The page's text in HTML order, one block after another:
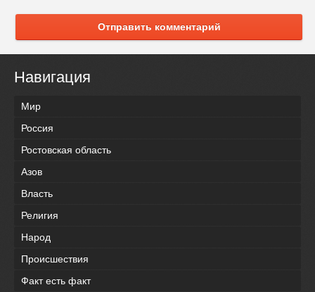
Отправить комментарий
Навигация
Мир
Россия
Ростовская область
Азов
Власть
Религия
Народ
Происшествия
Факт есть факт